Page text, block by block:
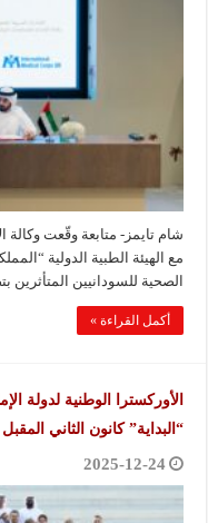
شام تايمز- متابعة وقّعت وكالة
مع الهيئة الطبية الدولية
الصحية للسودانيين المتأثرين
أكمل القراءة »
الأوركسترا الوطنية لدولة
“البداية” كانون الثاني المقبل
2025-12-24